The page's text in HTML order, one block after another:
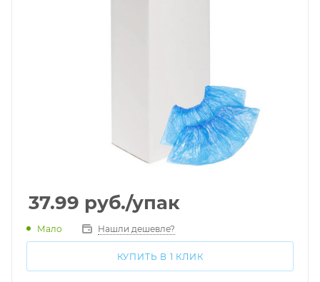
37.99 руб./упак
Мало Нашли дешевле?
КУПИТЬ В 1 КЛИК